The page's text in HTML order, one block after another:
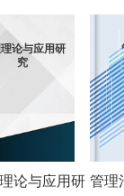
论与应用研
究
论与应用研 管理